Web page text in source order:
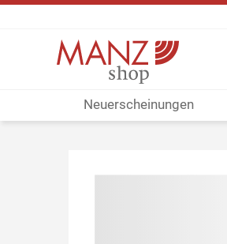
Neuerscheinungen